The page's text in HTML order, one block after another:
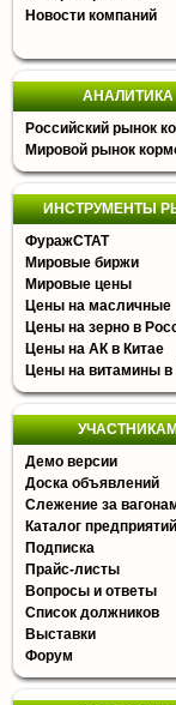
Новости компаний
АНАЛИТИКА
Российский рынок
Мировой рынок
ИНСТРУМЕНТЫ
ФуражСТАТ
Мировые биржи
Мировые цены
Цены на масличные
Цены на зерно в
Цены на АК в Китае
Цены на витамины в
Демо версии
Доска объявлений
Слежение за
Каталог
Подписка
Прайс-листы
Вопросы и ответы
Список должников
Выставки
Форум